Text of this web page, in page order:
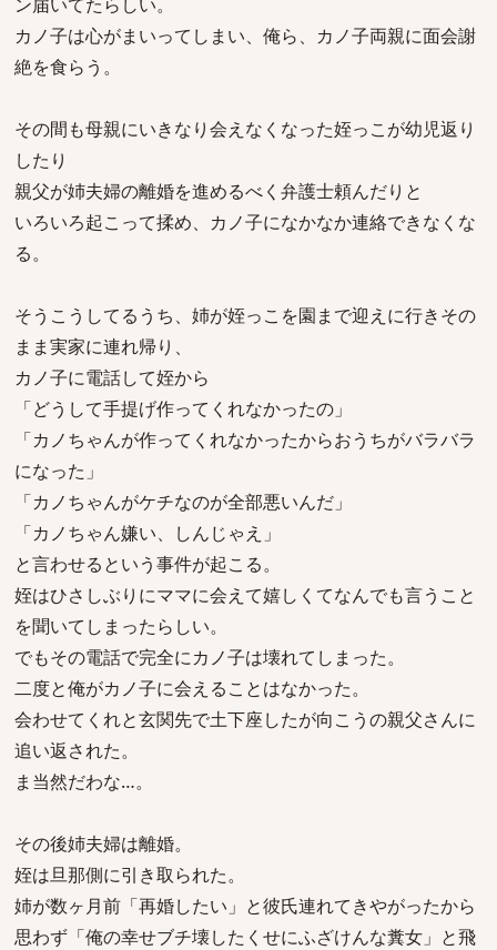
カノ子は心がまいってしまい、俺ら、カノ子両親に面会謝
絶を食らう。
その間も母親にいきなり会えなくなった姪っこが幼児返り
したり
親父が姉夫婦の離婚を進めるべく弁護士頼んだりと
いろいろ起こって揉め、カノ子になかなか連絡できなくな
る。
そうこうしてるうち、姉が姪っこを園まで迎えに行きその
まま実家に連れ帰り、
カノ子に電話して姪から
「どうして手提げ作ってくれなかったの」
「カノちゃんが作ってくれなかったからおうちがバラバラ
になった」
「カノちゃんがケチなのが全部悪いんだ」
「カノちゃん嫌い、しんじゃえ」
と言わせるという事件が起こる。
姪はひさしぶりにママに会えて嬉しくてなんでも言うこと
を聞いてしまったらしい。
でもその電話で完全にカノ子は壊れてしまった。
二度と俺がカノ子に会えることはなかった。
会わせてくれと玄関先で土下座したが向こうの親父さんに
追い返された。
ま当然だわな…。
その後姉夫婦は離婚。
姪は旦那側に引き取られた。
姉が数ヶ月前「再婚したい」と彼氏連れてきやがったから
思わず「俺の幸せブチ壊したくせにふざけんな糞女」と飛